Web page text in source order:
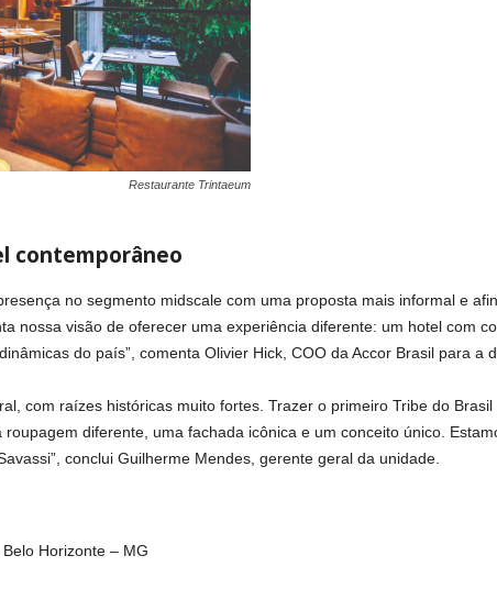
Restaurante Trintaeum
contemporâneo
no segmento midscale com uma proposta mais informal e
nossa visão de oferecer uma experiência diferente: um hotel com
do país”, comenta Olivier Hick, COO da Accor Brasil para a
com raízes históricas muito fortes. Trazer o primeiro Tribe do
diferente, uma fachada icônica e um conceito único.
conclui Guilherme Mendes, gerente geral da unidade.
Horizonte – MG